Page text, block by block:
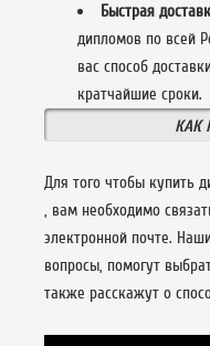
Быстрая
дипломов по всей
вас способ
кратчайшие сроки.
КАК
Для того чтобы купить
, вам необходимо
электронной почте.
вопросы, помогут
также расскажут о